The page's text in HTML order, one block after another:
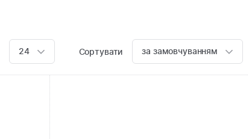
24 Сортувати за замовчуванням